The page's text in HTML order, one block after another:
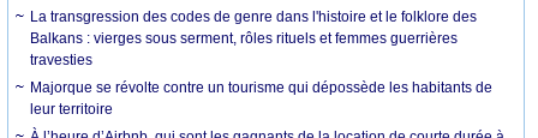
La transgression des codes de genre dans l'histoire et le folklore des
Balkans : vierges sous serment, rôles rituels et femmes guerrières
travesties
Majorque se révolte contre un tourisme qui dépossède les habitants de
leur territoire